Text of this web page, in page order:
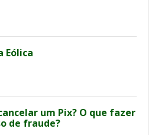
Eólica
um Pix? O que fazer
de fraude?